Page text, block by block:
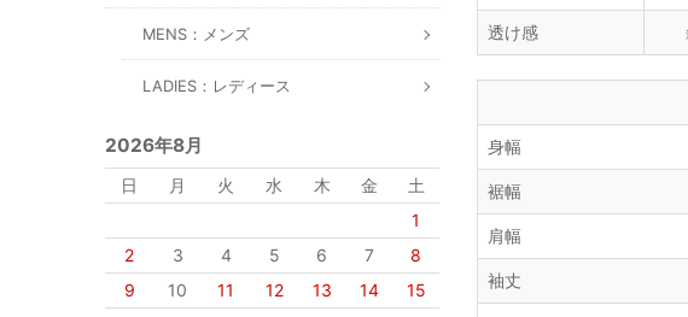
MENS：メンズ
LADIES：レディース
2026年8月
日 月 火 水 木 金
土
1
2
3 4 5 6 7
8
9
10 11 12 13 14
15
透け感
身幅
裾幅
肩幅
袖丈